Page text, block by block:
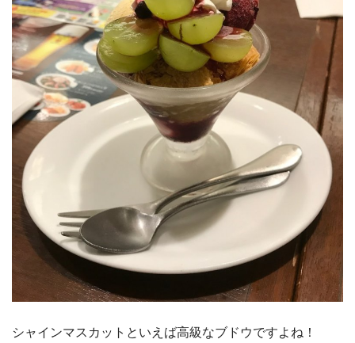
シャインマスカットといえば高級なブドウですよね！